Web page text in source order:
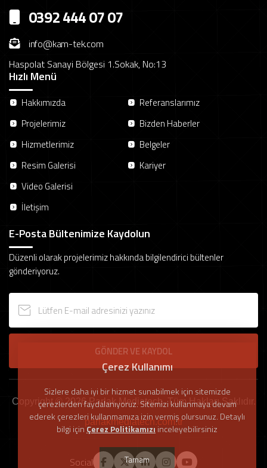
0392 444 07 07
info@kam-tek.com
Haspolat Sanayi Bölgesi 1.Sokak, No:13
Hızlı Menü
Hakkımızda
Projelerimiz
Hizmetlerimiz
Resim Galerisi
Video Galerisi
İletişim
Referanslarımız
Bizden Haberler
Belgeler
Kariyer
E-Posta Bültenimize Kaydolun
Düzenli olarak projelerimiz hakkında bilgilendirici bültenler
gönderiyoruz.
GÖNDER VE KAYDOL
Copyright © 2026 Parlak Mediatech. Tüm Hakları Saklıdır.
parlakmediatech.com.tr
Social
Çerez Kullanımı
Sizlere daha iyi bir hizmet sunabilmek için sitemizde
çerezlerden faydalanıyoruz. Sitemizi kullanmaya devam
ederek çerezleri kullanmamıza izin vermiş olursunuz. Detaylı
bilgi içinÇerez Politikamızıinceleyebilirsiniz
Tamam